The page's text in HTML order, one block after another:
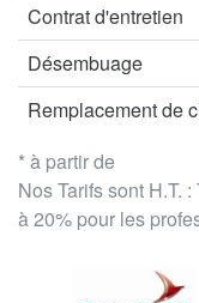
* à partir de
Nos Tarifs sont H.T.
à 20% pour les
Contrat d'entretien
Désembuage
Remplacement de